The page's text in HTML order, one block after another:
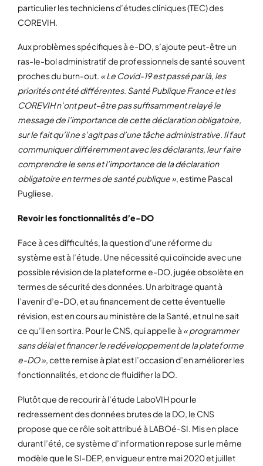
particulier les techniciens d’études cliniques (TEC) des
COREVIH.
Aux problèmes spécifiques à e-DO, s’ajoute peut-être un
ras-le-bol administratif de professionnels de santé souvent
proches du burn-out. « Le Covid-19 est passé par là, les
priorités ont été différentes. Santé Publique France et les
COREVIH n’ont peut-être pas suffisamment relayé le
message de l’importance de cette déclaration obligatoire,
sur le fait qu’il ne s’agit pas d’une tâche administrative. Il faut
communiquer différemment avec les déclarants, leur faire
comprendre le sens et l’importance de la déclaration
obligatoire en termes de santé publique », estime Pascal
Pugliese.
Revoir les fonctionnalités d’e-DO
Face à ces difficultés, la question d’une réforme du
système est à l’étude. Une nécessité qui coïncide avec une
possible révision de la plateforme e-DO, jugée obsolète en
termes de sécurité des données. Un arbitrage quant à
l’avenir d’e-DO, et au financement de cette éventuelle
révision, est en cours au ministère de la Santé, et nul ne sait
ce qu’il en sortira. Pour le CNS, qui appelle à « programmer
sans délai et financer le redéveloppement de la plateforme
e-DO », cette remise à plat est l’occasion d’en améliorer les
fonctionnalités, et donc de fluidifier la DO.
Plutôt que de recourir à l’étude LaboVIH pour le
redressement des données brutes de la DO, le CNS
propose que ce rôle soit attribué à LABOé-SI. Mis en place
durant l’été, ce système d’information repose sur le même
modèle que le SI-DEP, en vigueur entre mai 2020 et juillet